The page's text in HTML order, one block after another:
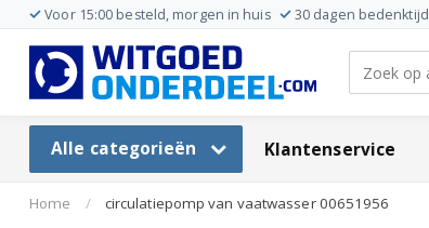
Voor 15:00 besteld, morgen in huis 30 dagen bedenktijd
Alle categorieën Klantenservice
Home / circulatiepomp van vaatwasser 00651956